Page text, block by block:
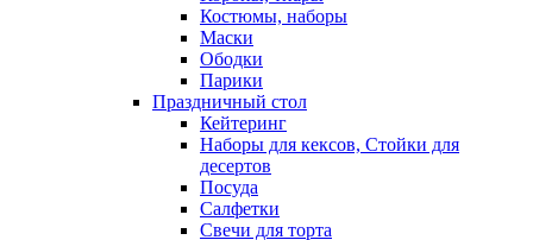
Костюмы, наборы
Маски
Ободки
Парики
Праздничный стол
Кейтеринг
Наборы для кексов, Стойки для
десертов
Посуда
Салфетки
Свечи для торта